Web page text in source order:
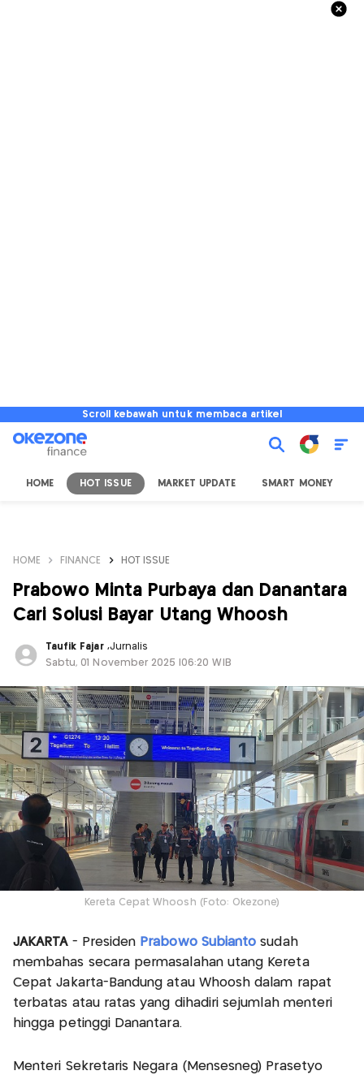
Scroll kebawah untuk membaca artikel
HOME HOT ISSUE MARKET UPDATE SMART MONEY
HOME FINANCE HOT ISSUE
Prabowo Minta Purbaya dan Danantara
Cari Solusi Bayar Utang Whoosh
Taufik Fajar ,Jurnalis
Sabtu, 01 November 2025 |06:20 WIB
Kereta Cepat Whoosh (Foto: Okezone)
JAKARTA- Presiden Prabowo Subianto sudah
membahas secara permasalahan utang Kereta
Cepat Jakarta-Bandung atau Whoosh dalam rapat
terbatas atau ratas yang dihadiri sejumlah menteri
hingga petinggi Danantara.
Menteri Sekretaris Negara (Mensesneg) Prasetyo